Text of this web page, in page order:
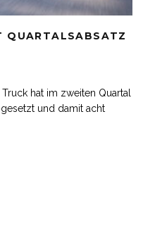
QUARTALSABSATZ
hat im zweiten Quartal
und damit acht